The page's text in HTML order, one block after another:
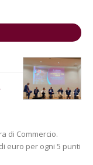
di Commercio.
euro per ogni 5 punti